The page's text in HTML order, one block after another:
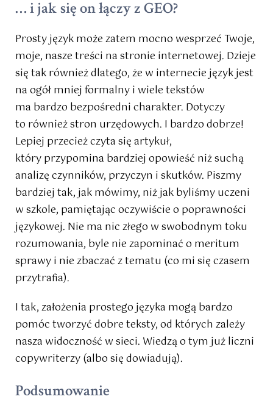
… i jak się on łączy z GEO?
Prosty język może zatem mocno wesprzeć Twoje,
moje, nasze treści na stronie internetowej. Dzieje
się tak również dlatego, że w internecie język jest
na ogół mniej formalny i wiele tekstów
ma bardzo bezpośredni charakter. Dotyczy
to również stron urzędowych. I bardzo dobrze!
Lepiej przecież czyta się artykuł,
który przypomina bardziej opowieść niż suchą
analizę czynników, przyczyn i skutków. Piszmy
bardziej tak, jak mówimy, niż jak byliśmy uczeni
w szkole, pamiętając oczywiście o poprawności
językowej. Nie ma nic złego w swobodnym toku
rozumowania, byle nie zapominać o meritum
sprawy i nie zbaczać z tematu (co mi się czasem
przytrafia).
I tak, założenia prostego języka mogą bardzo
pomóc tworzyć dobre teksty, od których zależy
nasza widoczność w sieci. Wiedzą o tym już liczni
copywriterzy (albo się dowiadują).
Podsumowanie